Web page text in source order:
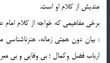
منديش از کلام او است.
برخي مفاهيمي که خواجه از کلام امام
: بيان دون همتي زمانه، هنرناشناسي
ارباب فضل وکمال ؛ بي وفايي و بي